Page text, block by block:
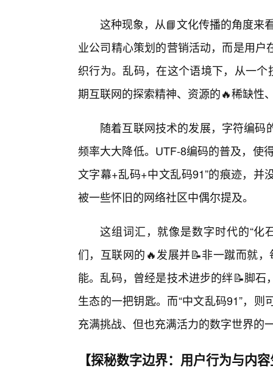
这种现象，从📘文化传播的角度来
业公司精心策划的营销活动，而是用
织行为。乱码，在这个语境下，从一
期互联网的探索精神、资源的🔥稀缺性
随着互联网技术的发展，字符编
频率大大降低。UTF-8编码的普及，使
文字幕+乱码+中文乱码91”的痕迹，并
被一些怀旧的网络社区中偶尔提及。
这组词汇，就像是数字时代的“化
们，互联网的🔥发展并📝非一蹴而就
能。乱码，曾经是技术进步的绊📝脚
生态的一把钥匙。而“中文乱码91”，
充满挑战、但也充满活力的数字世界的
【探秘数字边界：用户行为与内